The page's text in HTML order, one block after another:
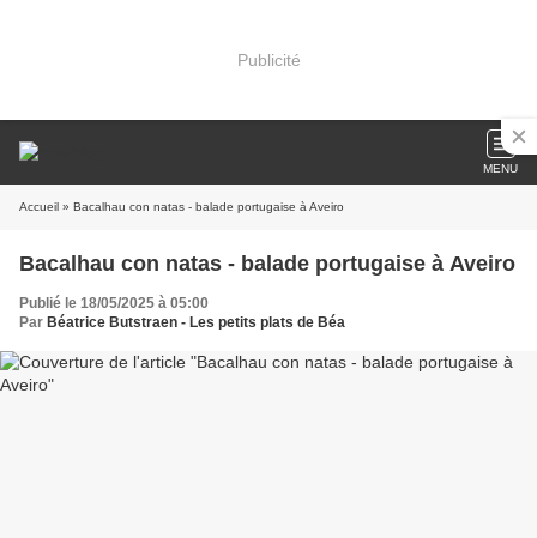
Publicité
MENU
Accueil » Bacalhau con natas - balade portugaise à Aveiro
Bacalhau con natas - balade portugaise à Aveiro
Publié le 18/05/2025 à 05:00
Par Béatrice Butstraen - Les petits plats de Béa